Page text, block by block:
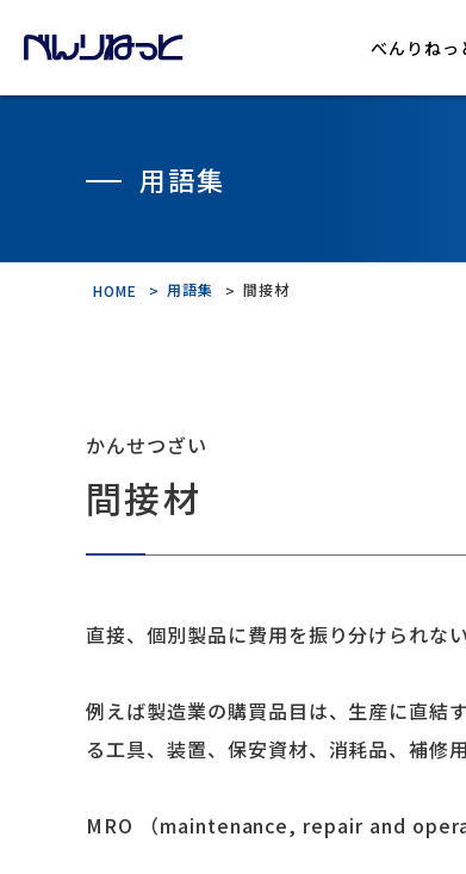
べんりねっ
機能紹介用語集
HOME 用語集 間接材
かんせつざい
間接材
直接、個別製品に費用を振り分けられな
例えば製造業の購買品目は、生産に直結
る工具、装置、保安資材、消耗品、補修
MRO （maintenance, repair and